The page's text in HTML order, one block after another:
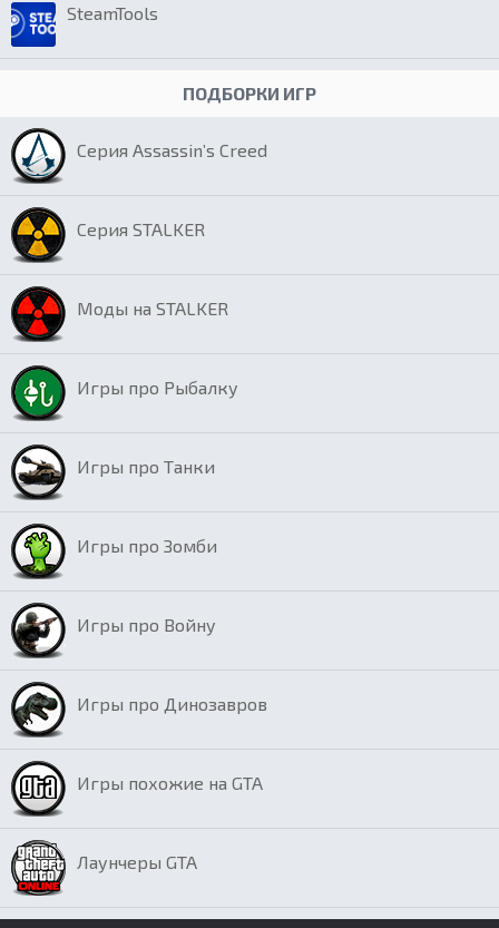
SteamTools
ПОДБОРКИ ИГР
Серия Assassin’s Creed
Серия STALKER
Моды на STALKER
Игры про Рыбалку
Игры про Танки
Игры про Зомби
Игры про Войну
Игры про Динозавров
Игры похожие на GTA
Лаунчеры GTA